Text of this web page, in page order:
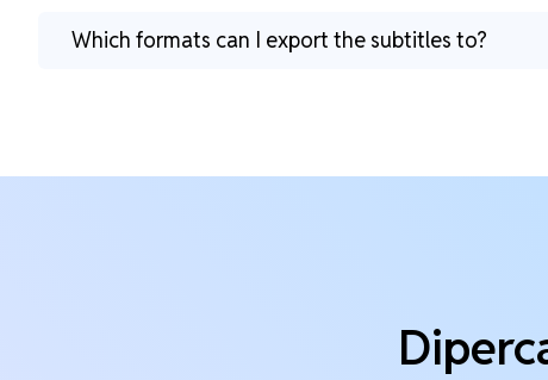
Which formats can I export the subtitles to?